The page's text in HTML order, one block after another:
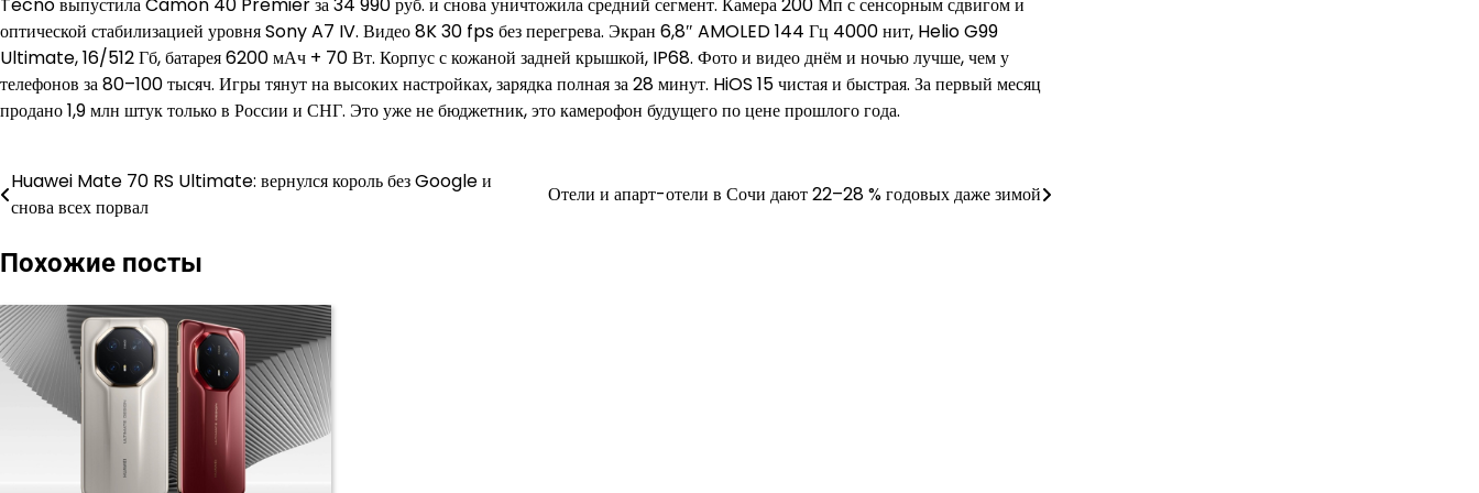
Tecno выпустила Camon 40 Premier за 34 990 руб. и снова уничтожила средний сегмент. Камера 200 Мп с сенсорным сдвигом и
оптической стабилизацией уровня Sony A7 IV. Видео 8K 30 fps без перегрева. Экран 6,8″ AMOLED 144 Гц 4000 нит, Helio G99
Ultimate, 16/512 Гб, батарея 6200 мАч + 70 Вт. Корпус с кожаной задней крышкой, IP68. Фото и видео днём и ночью лучше, чем у
телефонов за 80–100 тысяч. Игры тянут на высоких настройках, зарядка полная за 28 минут. HiOS 15 чистая и быстрая. За первый месяц
продано 1,9 млн штук только в России и СНГ. Это уже не бюджетник, это камерофон будущего по цене прошлого года.
Навигация
записям
Huawei Mate 70 RS Ultimate: вернулся король без Google и
снова всех порвал
Отели и апарт-отели в Сочи дают 22–28 % годовых даже зимой
Похожие посты